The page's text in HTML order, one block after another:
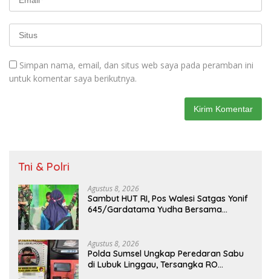
Simpan nama, email, dan situs web saya pada peramban ini
untuk komentar saya berikutnya.
Tni & Polri
Agustus 8, 2026
Sambut HUT RI, Pos Walesi Satgas Yonif
645/Gardatama Yudha Bersama
Agustus 8, 2026
Polda Sumsel Ungkap Peredaran Sabu
di Lubuk Linggau, Tersangka RO